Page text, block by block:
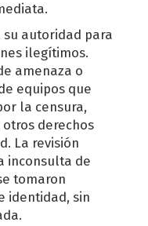
autoridad para
ilegítimos.
amenaza o
equipos que
la censura,
derechos
La revisión
inconsulta de
tomaron
identidad, sin